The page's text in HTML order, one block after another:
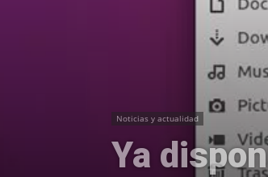
Noticias y actualidad
Ya